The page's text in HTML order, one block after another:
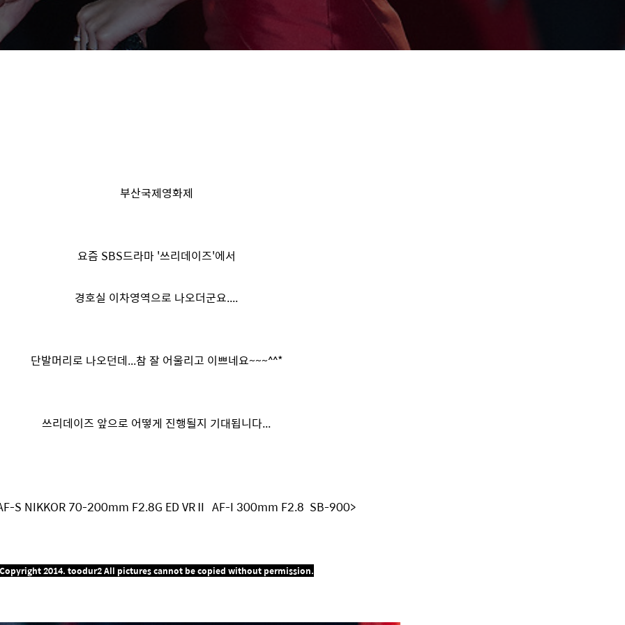
부산국제영화제
요즘 SBS드라마 '쓰리데이즈'에서
경호실 이차영역으로 나오더군요....
단발머리로 나오던데...참 잘 어울리고 이쁘네요~~~^^*
쓰리데이즈 앞으로 어떻게 진행될지 기대됩니다...
S NIKKOR 70-200mm F2.8G ED VRⅡ AF-I 300mm F2.8 SB-900>
Copyright 2014. toodur2 All pictures cannot be copied without permission.